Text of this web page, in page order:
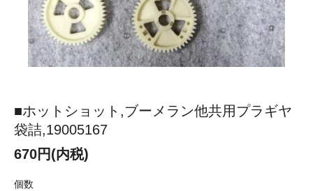
■ホットショット,ブーメラン他共用プラギヤ
袋詰,19005167
670円(内税)
個数